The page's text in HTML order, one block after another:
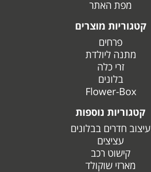
מפת האתר
קטגוריות מוצרים
פרחים
מתנה ליולדת
זרי כלה
בלונים
Flower-Box
קטגוריות נוספות
עיצוב חדרים בבלונים
עציצים
קישוט רכב
מארזי שוקולד